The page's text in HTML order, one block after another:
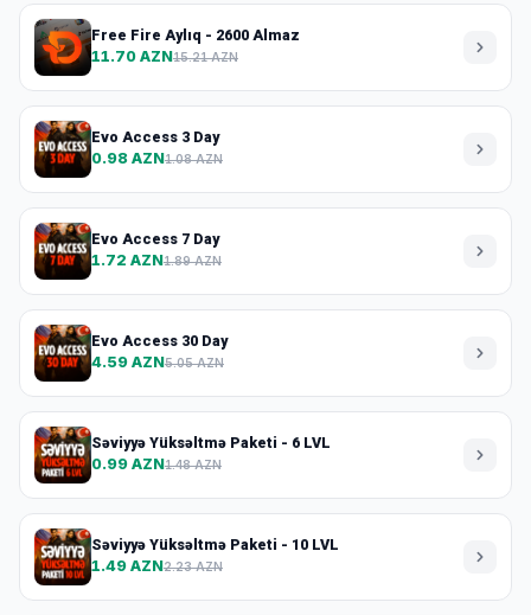
Free Fire Aylıq - 2600 Almaz
11.70 AZN15.21 AZN
Evo Access 3 Day
0.98 AZN1.08 AZN
Evo Access 7 Day
1.72 AZN1.89 AZN
Evo Access 30 Day
4.59 AZN5.05 AZN
Səviyyə Yüksəltmə Paketi - 6 LVL
0.99 AZN1.48 AZN
Səviyyə Yüksəltmə Paketi - 10 LVL
1.49 AZN2.23 AZN